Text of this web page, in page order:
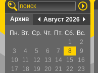
Архив
Август 2026
Пн. Вт. Ср. Чт. Пт. Сб. Вс.
1
2
3
4 5 6 7 8
9
10
11 12 13 14 15
16
17
18 19 20 21 22
23